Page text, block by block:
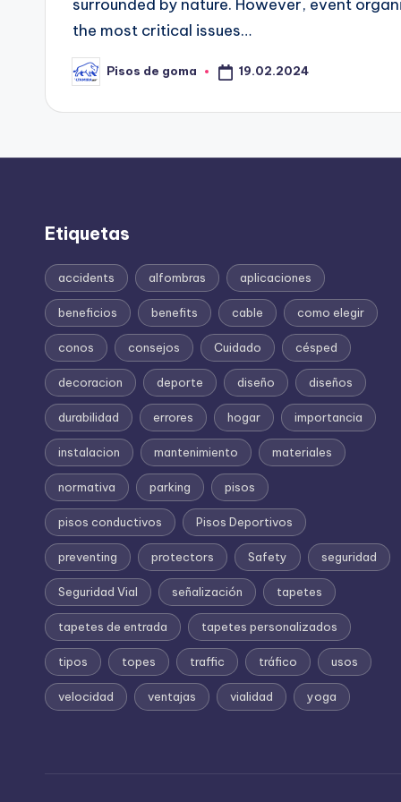
surrounded by nature. However, event
the most critical issues…
Publicado
por
Pisos de goma 19.02.2024
Etiquetas
accidents alfombras aplicaciones
beneficios benefits cable como elegir
conos consejos Cuidado césped
decoracion deporte diseño diseños
durabilidad errores hogar importancia
instalacion mantenimiento materiales
normativa parking pisos
pisos conductivos Pisos Deportivos
preventing protectors Safety seguridad
Seguridad Vial señalización tapetes
tapetes de entrada tapetes personalizados
tipos topes traffic tráfico usos
velocidad ventajas vialidad yoga